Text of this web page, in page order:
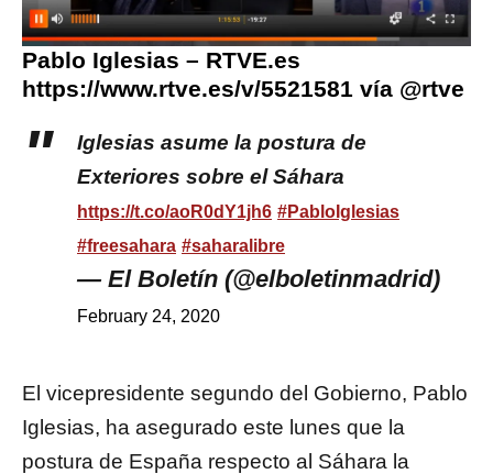
Pablo Iglesias – RTVE.es
https://www.rtve.es/v/5521581 vía @rtve
Iglesias asume la postura de
Exteriores sobre el Sáhara
https://t.co/aoR0dY1jh6 #PabloIglesias
#freesahara #saharalibre
— El Boletín (@elboletinmadrid)
February 24, 2020
El vicepresidente segundo del Gobierno, Pablo
Iglesias, ha asegurado este lunes que la
postura de España respecto al Sáhara la